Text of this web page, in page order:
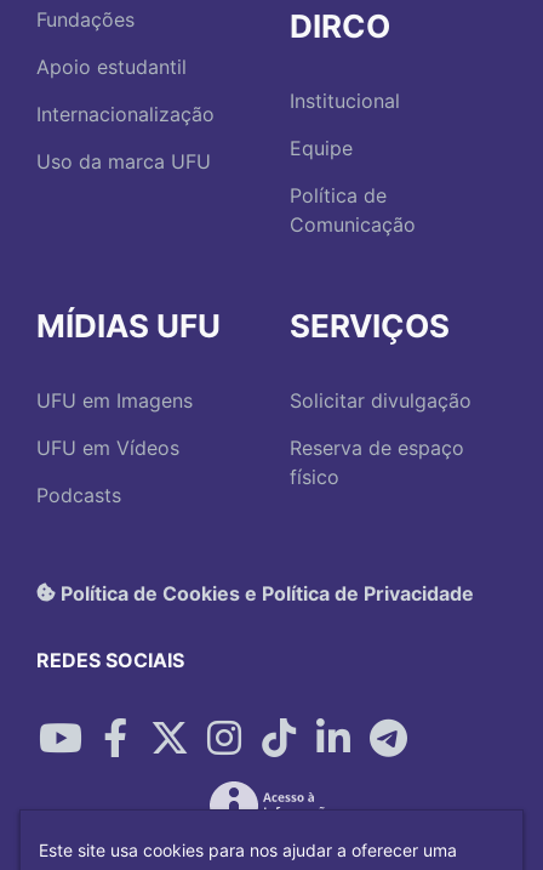
Fundações
Apoio estudantil
Internacionalização
Uso da marca UFU
DIRCO
Institucional
Equipe
Política de
Comunicação
MÍDIAS UFU
UFU em Imagens
UFU em Vídeos
Podcasts
SERVIÇOS
Solicitar divulgação
Reserva de espaço
físico
Política de Cookies e Política de Privacidade
REDES SOCIAIS
Este site usa cookies para nos ajudar a oferecer uma